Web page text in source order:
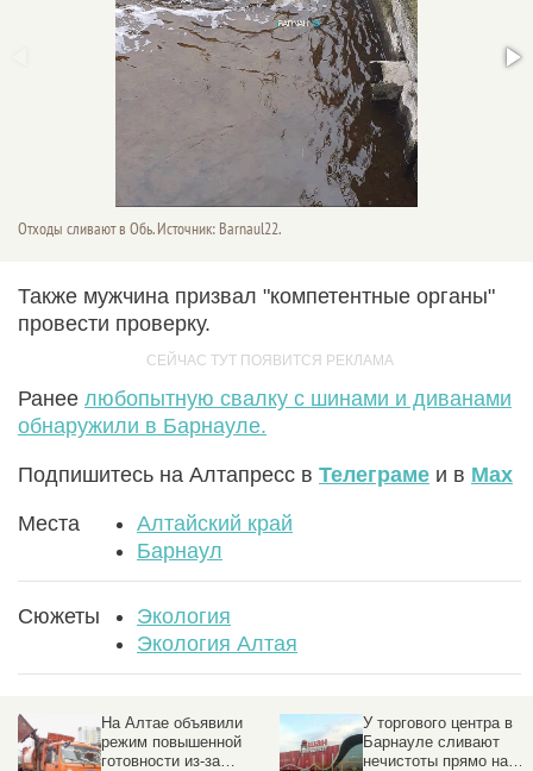
Отходы сливают в Обь. Источник: Barnaul22.
Также мужчина призвал "компетентные органы"
провести проверку.
Ранее любопытную свалку с шинами и диванами
обнаружили в Барнауле.
Подпишитесь на Алтапресс в Телеграме и в Max
Места
Алтайский край
Барнаул
Сюжеты
Экология
Экология Алтая
На Алтае объявили
режим повышенной
готовности из-за
У торгового центра в
Барнауле сливают
нечистоты прямо на